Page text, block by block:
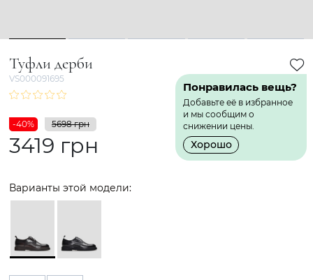
1 2 3 4 5
Туфли дерби
VS000091695
Понравилась вещь?
Добавьте её в избранное
и мы сообщим о
снижении цены.
Хорошо
-40% 5698 грн
3419 грн
Варианты этой модели: